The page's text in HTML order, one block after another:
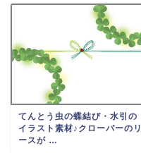
てんとう虫の蝶結び・水引の
イラスト素材♪クローバーのリ
ースが …